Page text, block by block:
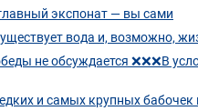
экспонат — вы сами
вода и, возможно,
не обсуждается ❌❌❌В
и самых крупных бабочек